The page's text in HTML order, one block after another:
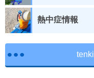
熱中症情報